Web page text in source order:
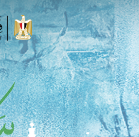
Skip to main content